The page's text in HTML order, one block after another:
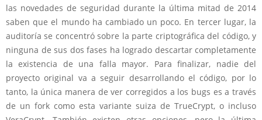
las novedades de seguridad durante la última mitad de 2014
saben que el mundo ha cambiado un poco. En tercer lugar, la
auditoría se concentró sobre la parte criptográfica del código, y
ninguna de sus dos fases ha logrado descartar completamente
la existencia de una falla mayor. Para finalizar, nadie del
proyecto original va a seguir desarrollando el código, por lo
tanto, la única manera de ver corregidos a los bugs es a través
de un fork como esta variante suiza de TrueCrypt, o incluso